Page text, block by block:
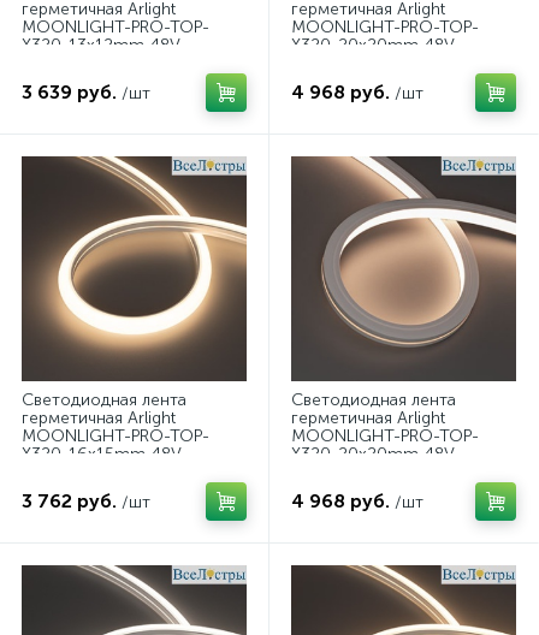
герметичная Arlight
MOONLIGHT-PRO-TOP-
X320-13x12mm 48V
30m, wire x2) (Вывод
боковой) 061056
3 639 руб. /шт
герметичная Arlight
MOONLIGHT-PRO-TOP-
X320-20x20mm 48V
30m, wire x2) (Вывод
боковой) 061074
4 968 руб. /шт
Светодиодная лента
герметичная Arlight
MOONLIGHT-PRO-TOP-
X320-16x15mm 48V
30m, wire x2) (Силикон)
061061
3 762 руб. /шт
Светодиодная лента
герметичная Arlight
MOONLIGHT-PRO-TOP-
X320-20x20mm 48V
30m, wire x2) (Вывод
боковой) 061073
4 968 руб. /шт